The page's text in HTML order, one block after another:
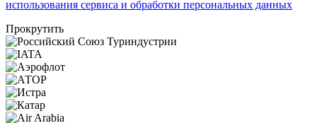
использования сервиса и обработки персональных данных
Прокрутить